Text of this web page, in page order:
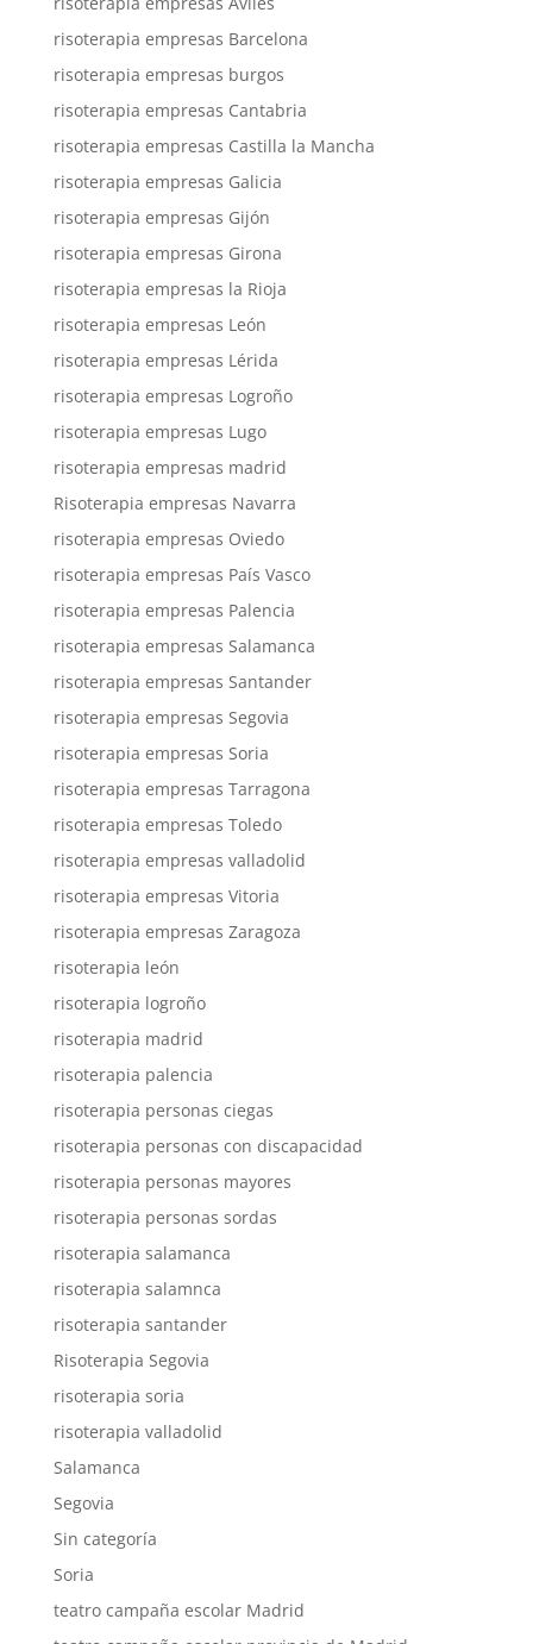
risoterapia empresas Barcelona
risoterapia empresas burgos
risoterapia empresas Cantabria
risoterapia empresas Castilla la Mancha
risoterapia empresas Galicia
risoterapia empresas Gijón
risoterapia empresas Girona
risoterapia empresas la Rioja
risoterapia empresas León
risoterapia empresas Lérida
risoterapia empresas Logroño
risoterapia empresas Lugo
risoterapia empresas madrid
Risoterapia empresas Navarra
risoterapia empresas Oviedo
risoterapia empresas País Vasco
risoterapia empresas Palencia
risoterapia empresas Salamanca
risoterapia empresas Santander
risoterapia empresas Segovia
risoterapia empresas Soria
risoterapia empresas Tarragona
risoterapia empresas Toledo
risoterapia empresas valladolid
risoterapia empresas Vitoria
risoterapia empresas Zaragoza
risoterapia león
risoterapia logroño
risoterapia madrid
risoterapia palencia
risoterapia personas ciegas
risoterapia personas con discapacidad
risoterapia personas mayores
risoterapia personas sordas
risoterapia salamanca
risoterapia salamnca
risoterapia santander
Risoterapia Segovia
risoterapia soria
risoterapia valladolid
Salamanca
Segovia
Sin categoría
Soria
teatro campaña escolar Madrid